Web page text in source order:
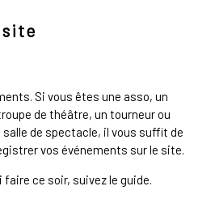
site
Si vous êtes une asso, un
de théâtre, un tourneur ou
de spectacle, il vous suffit de
vos événements sur le site.
faire ce soir, suivez le guide.